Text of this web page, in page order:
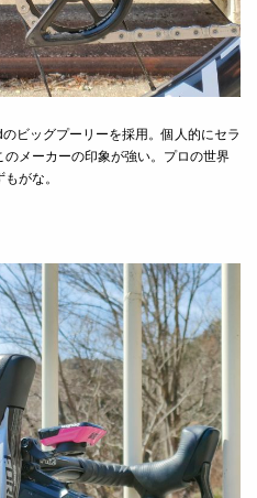
ビッグプーリーを採用。個人的にセラ
メーカーの印象が強い。プロの世界
がな。